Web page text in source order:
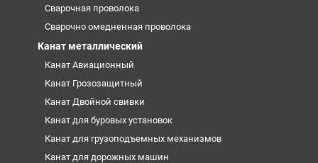
Сварочная проволока
Сварочно омедненная проволока
Канат металлический
Канат Авиационный
Канат Грозозащитный
Канат Двойной свивки
Канат для буровых установок
Канат для грузоподъемных механизмов
Канат для дорожных машин